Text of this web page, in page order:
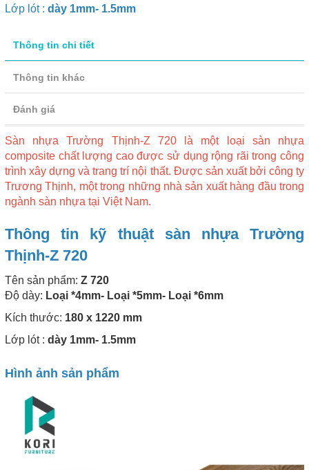
Lớp lót : dày 1mm- 1.5mm
Thông tin chi tiết
Thông tin khác
Đánh giá
Sàn nhựa Trường Thịnh-Z 720 là một loại sàn nhựa
composite chất lượng cao được sử dụng rộng rãi trong công
trình xây dựng và trang trí nội thất. Được sản xuất bởi công ty
Trương Thịnh, một trong những nhà sản xuất hàng đầu trong
ngành sàn nhựa tại Việt Nam.
Thông tin kỹ thuật sàn nhựa Trường
Thịnh-Z 720
Tên sản phẩm: Z 720
Độ dày: Loại *4mm- Loại *5mm- Loại *6mm
Kích thước: 180 x 1220 mm
Lớp lót : dày 1mm- 1.5mm
Hình ảnh sản phẩm